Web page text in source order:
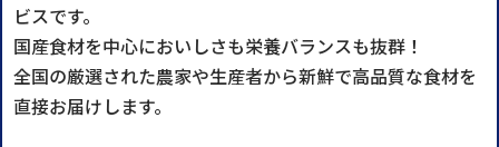
ビスです。
国産食材を中心においしさも栄養バランスも抜群！
全国の厳選された農家や生産者から新鮮で高品質な食材を
直接お届けします。